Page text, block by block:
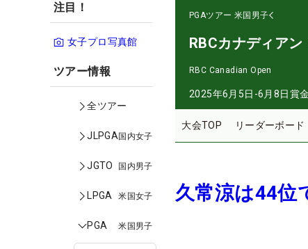
注目！
女子プロ写真館
ツアー情報
全ツアー
JLPGA国内女子
JGTO 国内男子
LPGA 米国女子
PGA 米国男子
PGAツアー 米国男子
RBCカナディアン
RBC Canadian Open
2025年6月5日-6月8日賞
大会TOP リーダーボード
久常涼は44